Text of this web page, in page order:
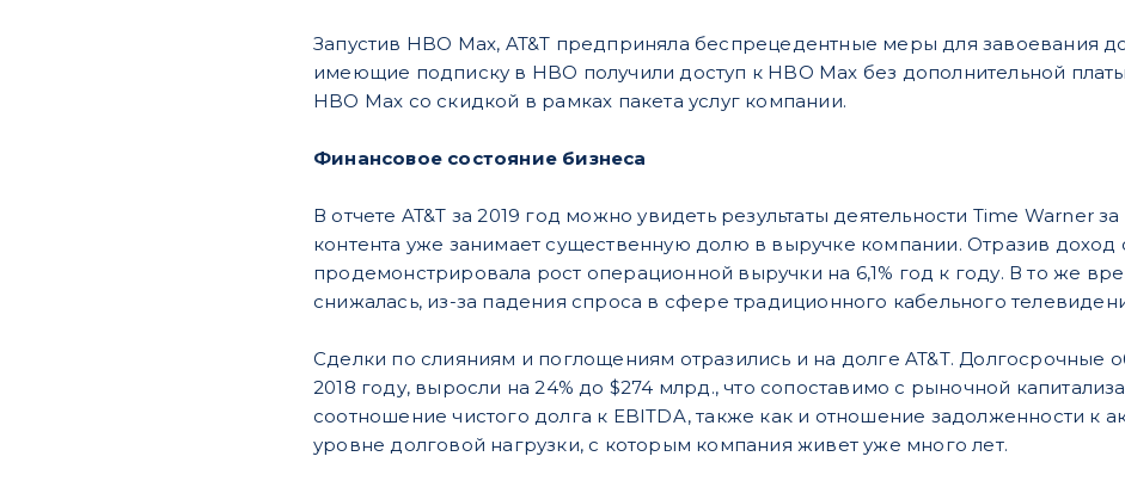
Запустив HBO Max, AT&T предприняла беспрецедентные меры для завоевания
имеющие подписку в HBO получили доступ к HBO Max без дополнительной
HBO Max со скидкой в рамках пакета услуг компании.
Финансовое состояние бизнеса
В отчете AT&T за 2019 год можно увидеть результаты деятельности Time Warner
контента уже занимает существенную долю в выручке компании. Отразив доход
продемонстрировала рост операционной выручки на 6,1% год к году. В то же
снижалась, из-за падения спроса в сфере традиционного кабельного
Сделки по слияниям и поглощениям отразились и на долге AT&T. Долгосрочные
2018 году, выросли на 24% до $274 млрд., что сопоставимо с рыночной
соотношение чистого долга к EBITDA, также как и отношение задолженности к
уровне долговой нагрузки, с которым компания живет уже много лет.